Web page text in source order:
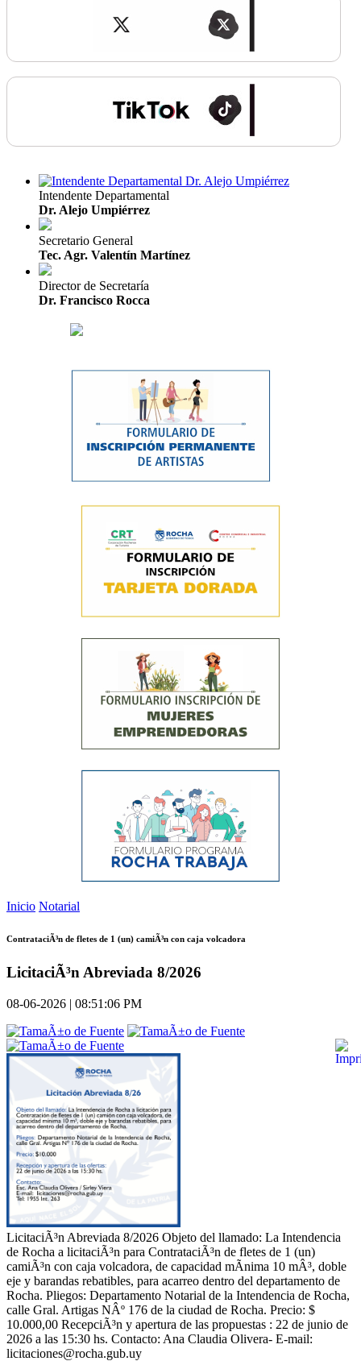
Intendente Departamental
Dr. Alejo Umpiérrez
Secretario General
Tec. Agr. Valentín Martínez
Director de Secretaría
Dr. Francisco Rocca
Inicio Notarial
ContrataciÃ³n de fletes de 1 (un) camiÃ³n con caja volcadora
LicitaciÃ³n Abreviada 8/2026
08-06-2026 | 08:51:06 PM
LicitaciÃ³n Abreviada 8/2026 Objeto del llamado: La Intendencia
de Rocha a licitaciÃ³n para ContrataciÃ³n de fletes de 1 (un)
camiÃ³n con caja volcadora, de capacidad mÃ­nima 10 mÂ³, doble
eje y barandas rebatibles, para acarreo dentro del departamento de
Rocha. Pliegos: Departamento Notarial de la Intendencia de Rocha,
calle Gral. Artigas NÂº 176 de la ciudad de Rocha. Precio: $
10.000,00 RecepciÃ³n y apertura de las propuestas : 22 de junio de
2026 a las 15:30 hs. Contacto: Ana Claudia Olivera- E-mail:
licitaciones@rocha.gub.uy